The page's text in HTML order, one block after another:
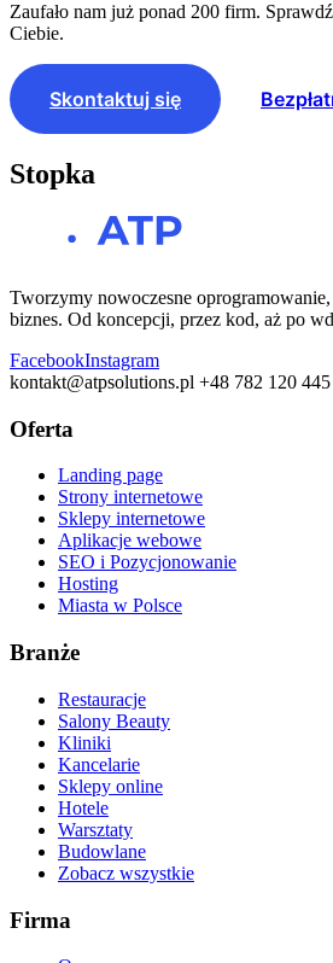
Zaufało nam już ponad 200 firm.
Ciebie.
Skontaktuj się
Stopka
Tworzymy nowoczesne
biznes. Od koncepcji, przez kod, aż po
FacebookInstagram
kontakt@atpsolutions.pl +48 782 120 445
Oferta
Landing page
Strony internetowe
Sklepy internetowe
Aplikacje webowe
SEO i Pozycjonowanie
Hosting
Miasta w Polsce
Branże
Restauracje
Salony Beauty
Kliniki
Kancelarie
Sklepy online
Hotele
Warsztaty
Budowlane
Zobacz wszystkie
Firma